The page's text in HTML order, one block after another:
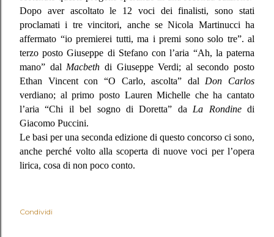
Dopo aver ascoltato le 12 voci dei finalisti, sono stati
proclamati i tre vincitori, anche se Nicola Martinucci ha
affermato “io premierei tutti, ma i premi sono solo tre”. al
terzo posto Giuseppe di Stefano con l’aria “Ah, la paterna
mano” dal Macbeth di Giuseppe Verdi; al secondo posto
Ethan Vincent con “O Carlo, ascolta” dal Don Carlos
verdiano; al primo posto Lauren Michelle che ha cantato
l’aria “Chi il bel sogno di Doretta” da La Rondinedi
Giacomo Puccini.
Le basi per una seconda edizione di questo concorso ci sono,
anche perché volto alla scoperta di nuove voci per l’opera
lirica, cosa di non poco conto.
Condividi